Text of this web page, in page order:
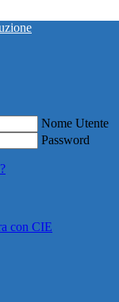
Nome Utente
Password
con CIE